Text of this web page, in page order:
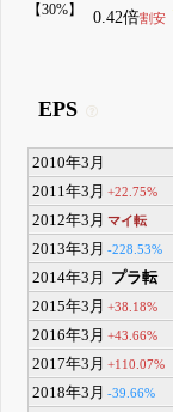
【30%】 0.42倍割安
EPS
2010年3月
2011年3月 +22.75%
2012年3月 マイ転
2013年3月 -228.53%
2014年3月 プラ転
2015年3月 +38.18%
2016年3月 +43.66%
2017年3月 +110.07%
2018年3月 -39.66%